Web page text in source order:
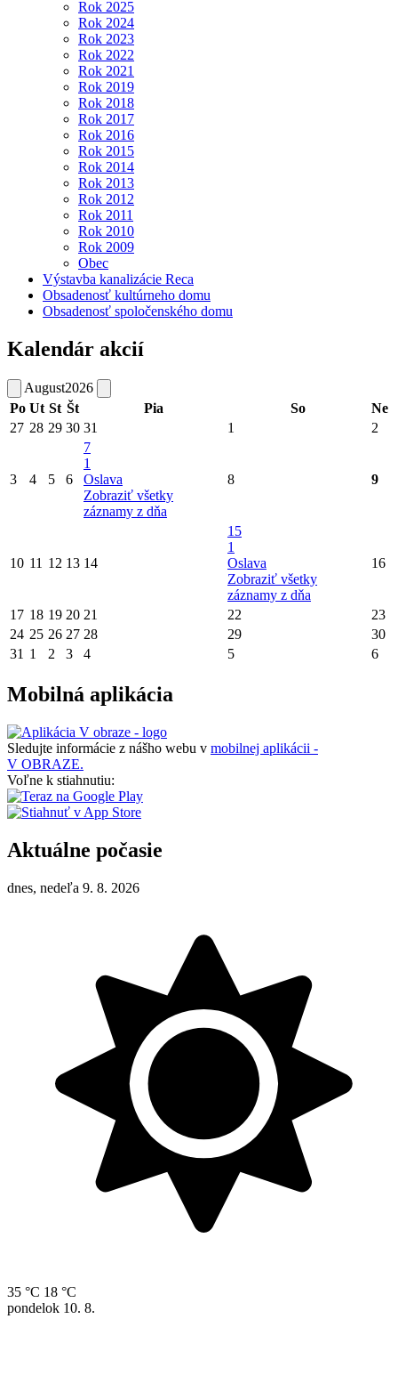
Rok 2025
Rok 2024
Rok 2023
Rok 2022
Rok 2021
Rok 2019
Rok 2018
Rok 2017
Rok 2016
Rok 2015
Rok 2014
Rok 2013
Rok 2012
Rok 2011
Rok 2010
Rok 2009
Obec
Výstavba kanalizácie Reca
Obsadenosť kultúrneho domu
Obsadenosť spoločenského domu
Kalendár akcií
August2026
Po Ut St Št Pia So
Ne
27 28 29 30 31 1 2
3 4 5 6
7
1
Oslava
Zobraziť všetky
záznamy z dňa
8 9
10 11 12 13 14
15
1
Oslava
Zobraziť všetky
záznamy z dňa
16
17 18 19 20 21 22
23
24 25 26 27 28 29
30
31 1 2 3 4 5 6
Mobilná aplikácia
Sledujte informácie z nášho webu v mobilnej aplikácii -
V OBRAZE.
Voľne k stiahnutiu:
Aktuálne počasie
dnes, nedeľa 9. 8. 2026
35 °C 18 °C
pondelok 10. 8.